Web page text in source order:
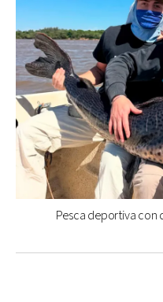
Pesca deportiva con